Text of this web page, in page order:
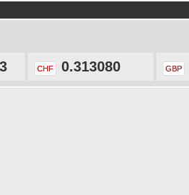
CHF 0.313080 GBP